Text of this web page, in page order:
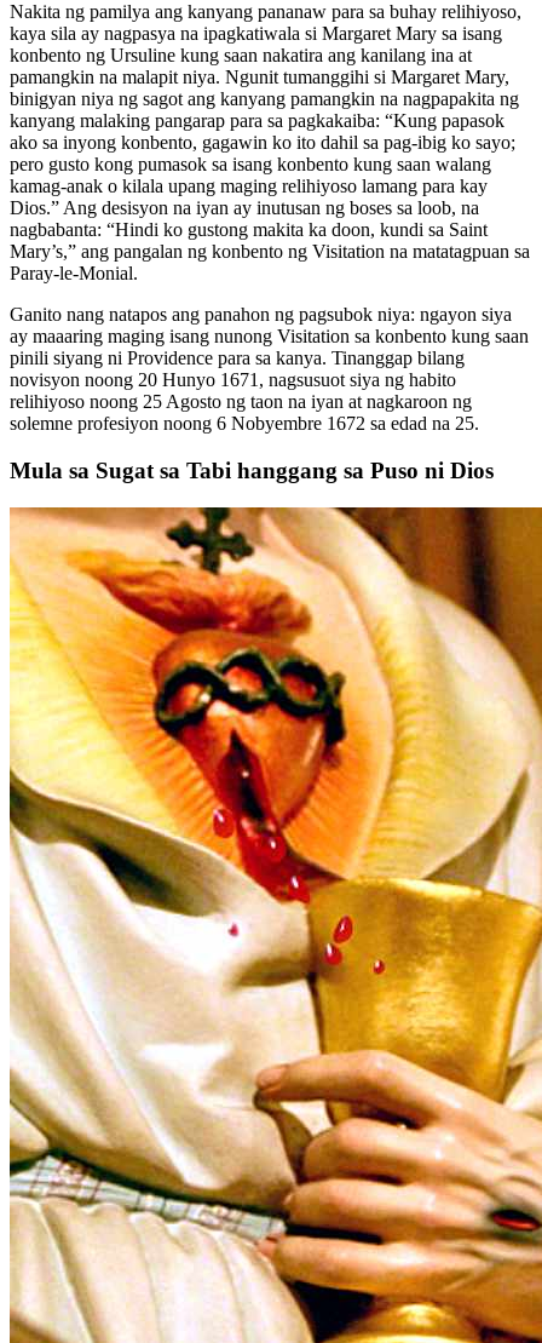
Nakita ng pamilya ang kanyang pananaw para sa buhay relihiyoso,
kaya sila ay nagpasya na ipagkatiwala si Margaret Mary sa isang
konbento ng Ursuline kung saan nakatira ang kanilang ina at
pamangkin na malapit niya. Ngunit tumanggihi si Margaret Mary,
binigyan niya ng sagot ang kanyang pamangkin na nagpapakita ng
kanyang malaking pangarap para sa pagkakaiba: “Kung papasok
ako sa inyong konbento, gagawin ko ito dahil sa pag-ibig ko sayo;
pero gusto kong pumasok sa isang konbento kung saan walang
kamag-anak o kilala upang maging relihiyoso lamang para kay
Dios.” Ang desisyon na iyan ay inutusan ng boses sa loob, na
nagbabanta: “Hindi ko gustong makita ka doon, kundi sa Saint
Mary’s,” ang pangalan ng konbento ng Visitation na matatagpuan sa
Paray-le-Monial.
Ganito nang natapos ang panahon ng pagsubok niya: ngayon siya
ay maaaring maging isang nunong Visitation sa konbento kung saan
pinili siyang ni Providence para sa kanya. Tinanggap bilang
novisyon noong 20 Hunyo 1671, nagsusuot siya ng habito
relihiyoso noong 25 Agosto ng taon na iyan at nagkaroon ng
solemne profesiyon noong 6 Nobyembre 1672 sa edad na 25.
Mula sa Sugat sa Tabi hanggang sa Puso ni Dios